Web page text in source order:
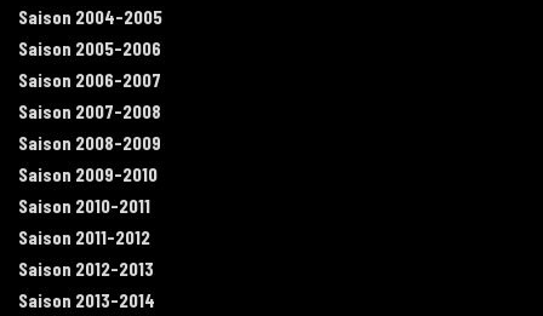
Saison 2004-2005
Saison 2005-2006
Saison 2006-2007
Saison 2007-2008
Saison 2008-2009
Saison 2009-2010
Saison 2010-2011
Saison 2011-2012
Saison 2012-2013
Saison 2013-2014